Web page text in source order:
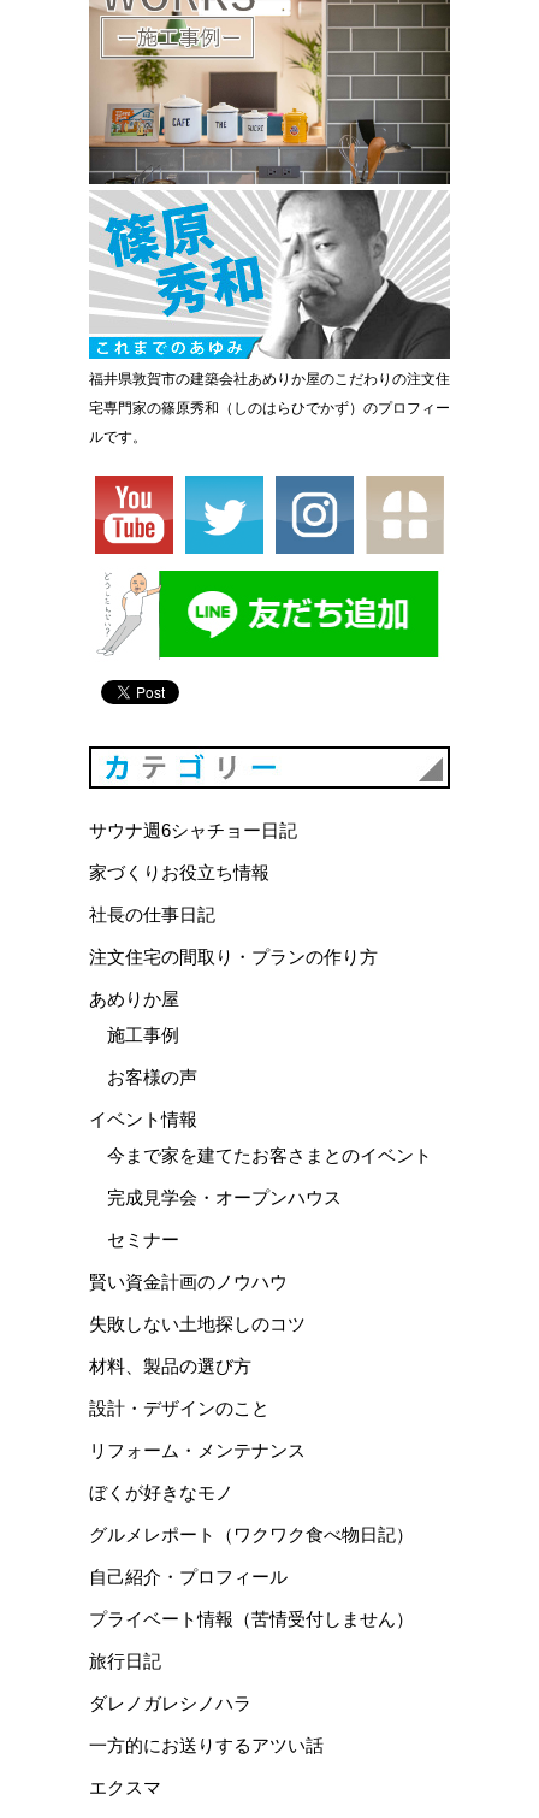
福井県敦賀市の建築会社あめりか屋のこだわりの注文住
宅専門家の篠原秀和（しのはらひでかず）のプロフィー
ルです。
サウナ週6シャチョー日記
家づくりお役立ち情報
社長の仕事日記
注文住宅の間取り・プランの作り方
あめりか屋
施工事例
お客様の声
イベント情報
今まで家を建てたお客さまとのイベント
完成見学会・オープンハウス
セミナー
賢い資金計画のノウハウ
失敗しない土地探しのコツ
材料、製品の選び方
設計・デザインのこと
リフォーム・メンテナンス
ぼくが好きなモノ
グルメレポート（ワクワク食べ物日記）
自己紹介・プロフィール
プライベート情報（苦情受付しません）
旅行日記
ダレノガレシノハラ
一方的にお送りするアツい話
エクスマ